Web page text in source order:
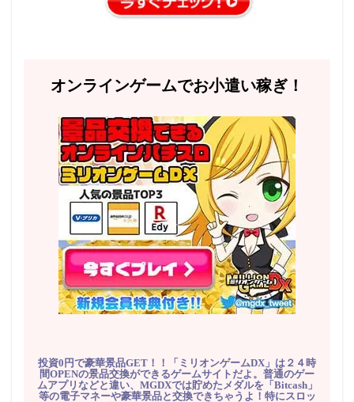
オンラインゲームでお小遣い稼ぎ！
投資0円で豪華景品GET！！「ミリオンゲームDX」は２４時
間OPENの景品交換ができるゲームサイトだよ。普通のゲー
ムアプリなどと違い、MGDXでは貯めたメダルを「Bitcash」
等の電子マネーや豪華景品と交換できちゃうよ！特にスロッ